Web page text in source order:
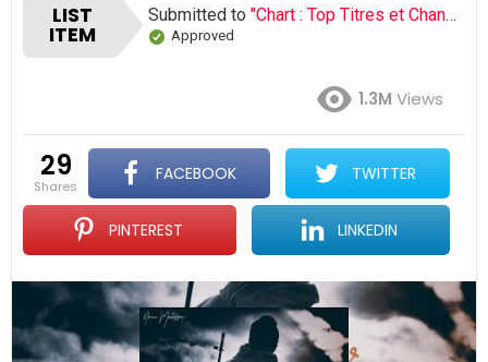
LIST
ITEM
Submitted to"Chart : Top Titres et Chansons Rap Tunisien Juin 2019"
Approved
1.3M Views
29
shares
FACEBOOK TWITTER
PINTEREST LINKEDIN